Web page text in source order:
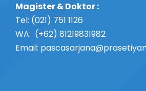
Magister & Doktor :
Tel: (021) 751 1126
WA: (+62) 81219831982
Email: